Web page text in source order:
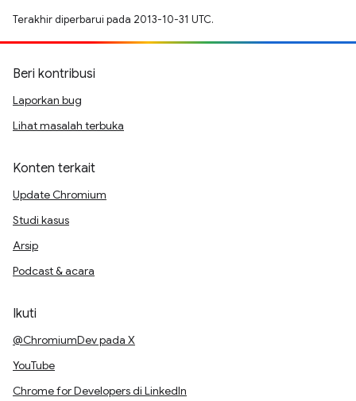
Terakhir diperbarui pada 2013-10-31 UTC.
Beri kontribusi
Laporkan bug
Lihat masalah terbuka
Konten terkait
Update Chromium
Studi kasus
Arsip
Podcast & acara
Ikuti
@ChromiumDev pada X
YouTube
Chrome for Developers di LinkedIn